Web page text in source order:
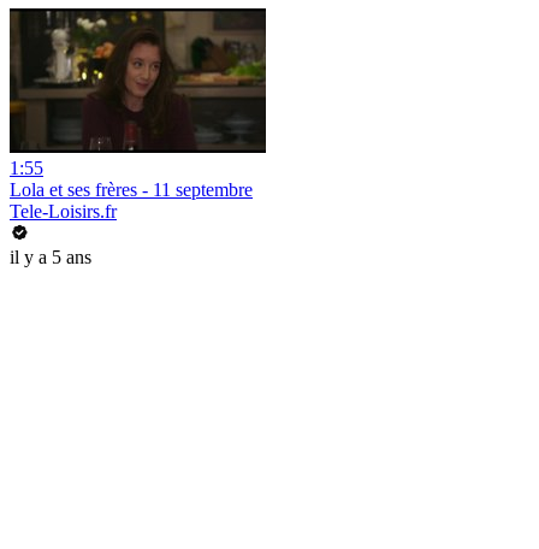
1:55
Lola et ses frères - 11 septembre
Tele-Loisirs.fr
il y a 5 ans